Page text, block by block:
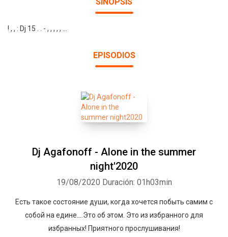
! , , : Dj 15 . . - , , , , , ...
EPISODIOS
Dj Agafonoff - Alone in the summer
night'2020
19/08/2020 Duración: 01h03min
Есть такое состояние души, когда хочется побыть самим с
собой на едине....Это об этом. Это из избранного для
избранных! Приятного прослушивания!